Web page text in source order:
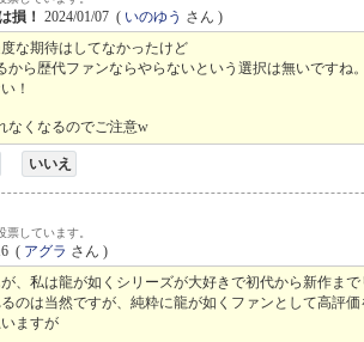
損！ 2024/01/07 ( いのゆう さん )
な期待はしてなかったけど
ら歴代ファンならやらないという選択は無いですね。
！
なくなるのでご注意w
いいえ
しています。
( アグラ さん )
、私は龍が如くシリーズが大好きで初代から新作まで
のは当然ですが、純粋に龍が如くファンとして高評価
ますが